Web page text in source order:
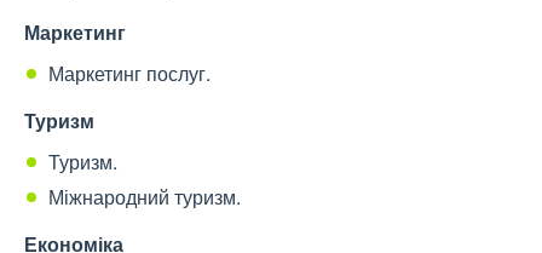
Маркетинг
Маркетинг послуг.
Туризм
Туризм.
Міжнародний туризм.
Економіка